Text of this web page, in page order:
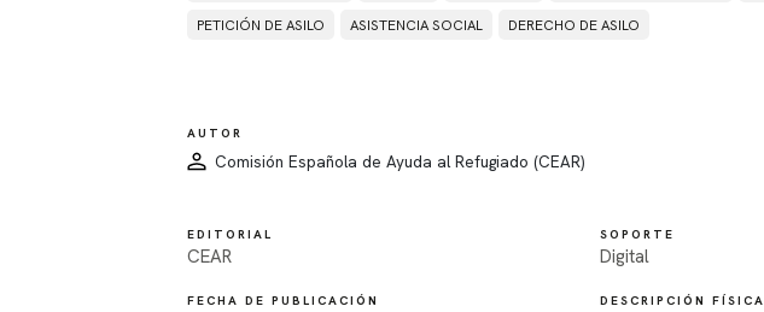
PETICIÓN DE ASILO
ASISTENCIA SOCIAL DERECHO DE ASILO
AUTOR
Comisión Española de Ayuda al Refugiado (CEAR)
EDITORIAL
CEAR
FECHA DE PUBLICACIÓN
SOPORTE
Digital
DESCRIPCIÓN FÍSICA